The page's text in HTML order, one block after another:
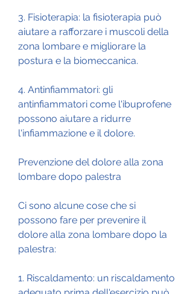
3. Fisioterapia: la fisioterapia può
aiutare a rafforzare i muscoli della
zona lombare e migliorare la
postura e la biomeccanica.
4. Antinfiammatori: gli
antinfiammatori come l'ibuprofene
possono aiutare a ridurre
l'infiammazione e il dolore.
Prevenzione del dolore alla zona
lombare dopo palestra
Ci sono alcune cose che si
possono fare per prevenire il
dolore alla zona lombare dopo la
palestra:
1. Riscaldamento: un riscaldamento